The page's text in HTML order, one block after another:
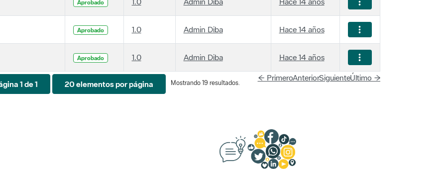
Aprobado 1.0 Admin Diba Hace 14 años
1.0 Admin Diba Hace 14 años
1 de 1 20 elementos por página Mostrando 19 resultados.
SiguienteÚltimo →